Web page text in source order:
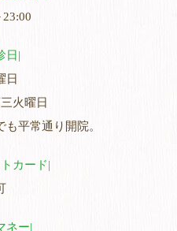
23:00
日
日
火曜日
平常通り開院。
カード
ネー